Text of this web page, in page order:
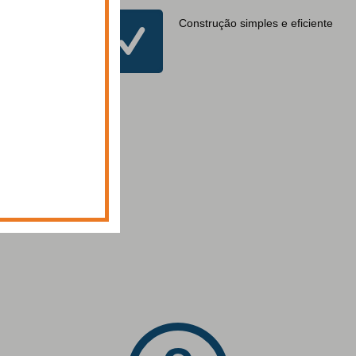
Construção simples e eficiente